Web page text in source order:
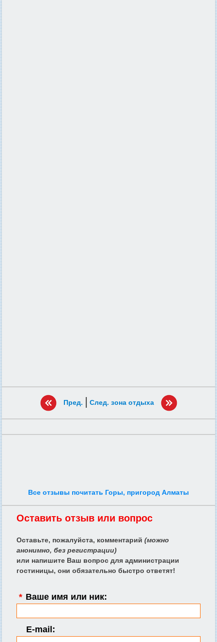
Пред. | След. зона отдыха
Все отзывы почитать Горы, пригород Алматы
Оставить отзыв или вопрос
Оставьте, пожалуйста, комментарий (можно
анонимно, без регистрации)
или напишите Ваш вопрос для администрации
гостиницы, они обязательно быстро ответят!
* Ваше имя или ник:
E-mail: